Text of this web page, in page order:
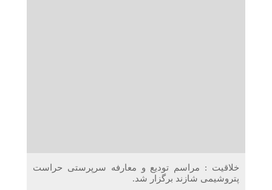
خلاقیت : مراسم تودیع و معارفه سرپرستی حراست
پتروشیمی شازند برگزار شد.